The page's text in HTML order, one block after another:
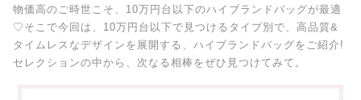
物価高のご時世こそ、10万円台以下のハイブランドバッグが最適
♡そこで今回は、10万円台以下で見つけるタイプ別で、高品質&
タイムレスなデザインを展開する、ハイブランドバッグをご紹介!
セレクションの中から、次なる相棒をぜひ見つけてみて。